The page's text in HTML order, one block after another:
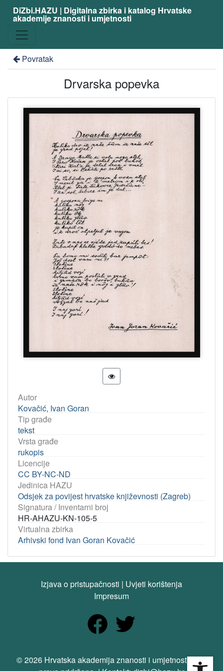
DiZbi.HAZU | Digitalna zbirka i katalog Hrvatske
akademije znanosti i umjetnosti
Povratak
Drvarska popevka
Autor
Kovačić, Ivan Goran
Tip građe
tekst
Vrsta građe
rukopis
Licencije
CC BY-NC-ND
Jedinica HAZU
Odsjek za povijest hrvatske književnosti (Zagreb)
Signatura / Inventarni broj
HR-AHAZU-KN-105-5
Virtualna zbirka
Arhivski fond Ivan Goran Kovačić
Izjava o pristupačnosti | Uvjeti korištenja
Impresum
© 2026 Hrvatska akademija znanosti i umjetnosti. Sva